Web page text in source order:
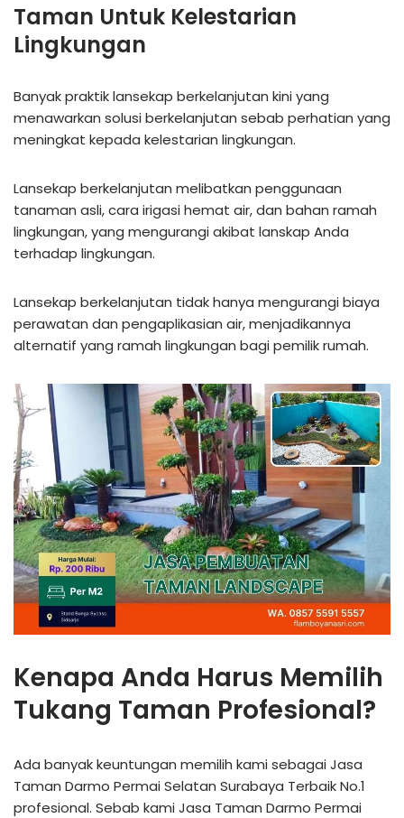
Taman Untuk Kelestarian
Lingkungan
Banyak praktik lansekap berkelanjutan kini yang
menawarkan solusi berkelanjutan sebab perhatian yang
meningkat kepada kelestarian lingkungan.
Lansekap berkelanjutan melibatkan penggunaan
tanaman asli, cara irigasi hemat air, dan bahan ramah
lingkungan, yang mengurangi akibat lanskap Anda
terhadap lingkungan.
Lansekap berkelanjutan tidak hanya mengurangi biaya
perawatan dan pengaplikasian air, menjadikannya
alternatif yang ramah lingkungan bagi pemilik rumah.
Kenapa Anda Harus Memilih
Tukang Taman Profesional?
Ada banyak keuntungan memilih kami sebagai Jasa
Taman Darmo Permai Selatan Surabaya Terbaik No.1
profesional. Sebab kami Jasa Taman Darmo Permai